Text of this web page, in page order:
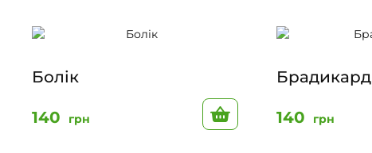
Болік
140 грн До кошику
Брадикард
140 грн